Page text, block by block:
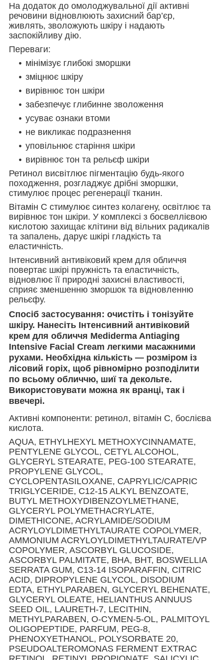
На додаток до омолоджувальної дії активні
речовини відновлюють захисний бар’єр,
живлять, зволожують шкіру і надають
заспокійливу дію.
Переваги:
мінімізує глибокі зморшки
зміцнює шкіру
вирівнює тон шкіри
забезпечує глибинне зволоження
усуває ознаки втоми
не викликає подразнення
уповільнює старіння шкіри
вирівнює тон та рельєф шкіри
Ретинол висвітлює пігментацію будь-якого
походження, розгладжує дрібні зморшки,
стимулює процес регенерації тканин.
Вітамін C стимулює синтез колагену, освітлює та
вирівнює тон шкіри. У комплексі з босвеллієвою
кислотою захищає клітини від вільних радикалів
та запалень, дарує шкірі гладкість та
еластичність.
Інтенсивний антивіковий крем для обличчя
повертає шкірі пружність та еластичність,
відновлює її природні захисні властивості,
сприяє зменшенню зморшок та відновленню
рельєфу.
Спосіб застосування: очистіть і тонізуйте
шкіру. Нанесіть Інтенсивний антивіковий
крем для обличчя Mediderma Antiaging
Intensive Facial Cream легкими масажними
рухами. Необхідна кількість — розміром із
лісовий горіх, щоб рівномірно розподілити
по всьому обличчю, шиї та декольте.
Використовувати можна як вранці, так і
ввечері.
Активні компоненти: ретинол, вітамін С, бослієва
кислота.
AQUA, ETHYLHEXYL METHOXYCINNAMATE,
PENTYLENE GLYCOL, CETYL ALCOHOL,
GLYCERYL STEARATE, PEG-100 STEARATE,
PROPYLENE GLYCOL,
CYCLOPENTASILOXANE, CAPRYLIC/CAPRIC
TRIGLYCERIDE, C12-15 ALKYL BENZOATE,
BUTYL METHOXYDIBENZOYLMETHANE,
GLYCERYL POLYMETHACRYLATE,
DIMETHICONE, ACRYLAMIDE/SODIUM
ACRYLOYLDIMETHYLTAURATE COPOLYMER,
AMMONIUM ACRYLOYLDIMETHYLTAURATE/VP
COPOLYMER, ASCORBYL GLUCOSIDE,
ASCORBYL PALMITATE, BHA, BHT, BOSWELLIA
SERRATA GUM, C13-14 ISOPARAFFIN, CITRIC
ACID, DIPROPYLENE GLYCOL, DISODIUM
EDTA, ETHYLPARABEN, GLYCERYL BEHENATE,
GLYCERYL OLEATE, HELIANTHUS ANNUUS
SEED OIL, LAURETH-7, LECITHIN,
METHYLPARABEN, O-CYMEN-5-OL, PALMITOYL
OLIGOPEPTIDE, PARFUM, PEG-8,
PHENOXYETHANOL, POLYSORBATE 20,
PSEUDOALTEROMONAS FERMENT EXTRAC